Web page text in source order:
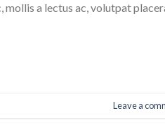
mollis a lectus ac, volutpat
Leave a